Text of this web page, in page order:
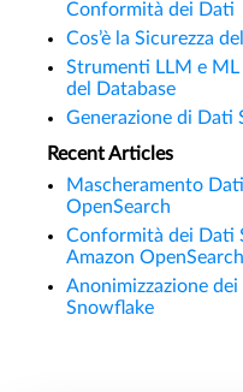
Conformità dei Dati
Cos’è la Sicurezza
Strumenti LLM e ML
del Database
Generazione di Dati
Recent Articles
Mascheramento
OpenSearch
Conformità dei Dati
Amazon OpenSearch
Anonimizzazione
Snowflake